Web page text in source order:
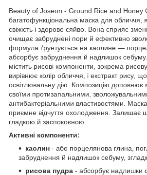
Beauty of Joseon - Ground Rice and
багатофункціональна маска для обличчя,
свіжість і здорове сяйво. Вона сприяє
очищає забруднені пори й ефективно
формула ґрунтується на каолине —
абсорбує забруднення й надлишок
містить рисові компоненти, зокрема
вирівнює колір обличчя, і екстракт рису,
освітлювальну дію. Композицію доповнює
своїми протизапальними,
антибактеріальними властивостями.
приємне відчуття охолодження. Залишає
гладкою й заспокоєною.
Активні компоненти:
каолин - або порцелянова глина,
забруднення й надлишок себуму,
рисова пудра - абсорбує надлишки